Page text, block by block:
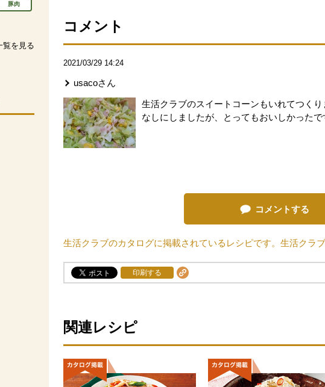
豚肉
覧を見る
開きます。
開きます。
コメント
2021/03/29 14:24
usacoさん
生活クラブのスイートコーンもいれてつく
なしにしましたが、とってもおいしかったで
コメントする
生活クラブのカタログに掲載されているレシピです。生活クラ
印刷する
関連レシピ